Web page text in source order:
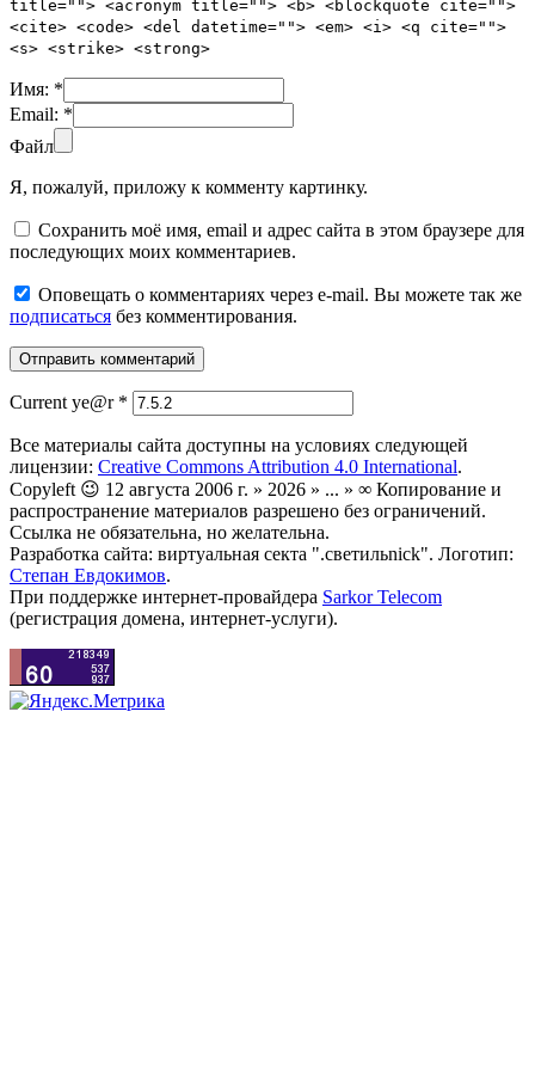
title=""> <acronym title=""> <b> <blockquote cite="">
<cite> <code> <del datetime=""> <em> <i> <q cite="">
<s> <strike> <strong>
Имя: *
Email: *
Файл
Я, пожалуй, приложу к комменту картинку.
Сохранить моё имя, email и адрес сайта в этом браузере для
последующих моих комментариев.
Оповещать о комментариях через e-mail. Вы можете так же
подписаться без комментирования.
Current ye@r *
Все материалы сайта доступны на условиях следующей
лицензии: Creative Commons Attribution 4.0 International.
Copyleft 😉 12 августа 2006 г. » 2026 » ... » ∞ Копирование и
распространение материалов разрешено без ограничений.
Ссылка не обязательна, но желательна.
Разработка сайта: виртуальная секта ".светильnick". Логотип:
Степан Евдокимов.
При поддержке интернет-провайдера Sarkor Telecom
(регистрация домена, интернет-услуги).